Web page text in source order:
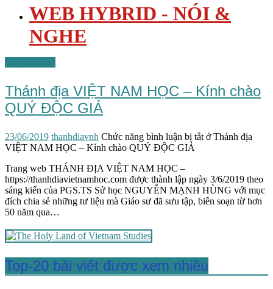
WEB HYBRID - NÓI &
NGHE
Thánh địa VIỆT NAM HỌC – Kính chào
QUÝ ĐỘC GIẢ
23/06/2019 thanhdiavnh Chức năng bình luận bị tắt ở Thánh địa
VIỆT NAM HỌC – Kính chào QUÝ ĐỘC GIẢ
Trang web THÁNH ĐỊA VIỆT NAM HỌC –
https://thanhdiavietnamhoc.com được thành lập ngày 3/6/2019 theo
sáng kiến của PGS.TS Sử học NGUYỄN MẠNH HÙNG với mục
đích chia sẻ những tư liệu mà Giáo sư đã sưu tập, biên soạn từ hơn
50 năm qua…
Top-20 bài viết được xem nhiều